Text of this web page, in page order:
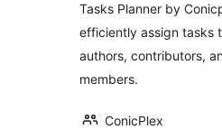
Tasks Planner by
efficiently assign tasks
authors, contributors,
members.
ConicPlex